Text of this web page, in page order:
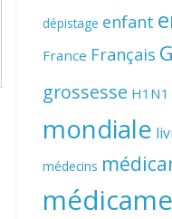
dépistage enfant
France Français
grossesse H1N1
mondiale
médecins